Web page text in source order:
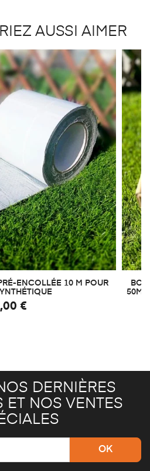
AUSSI AIMER
ENCOLLÉE 10 M POUR
€
50M²
DERNIÈRES
ET NOS VENTES